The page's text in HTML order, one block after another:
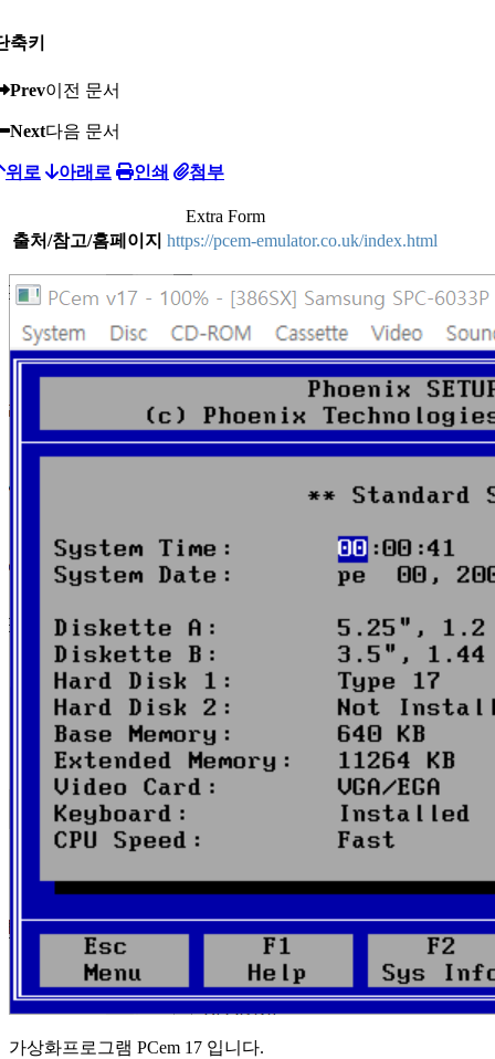
축키
Prev이전 문서
Next다음 문서
위로 아래로 인쇄 첨부
Extra Form
출처/참고/홈페이지 https://pcem-emulator.co.uk/index.html
가상화프로그램 PCem 17 입니다.